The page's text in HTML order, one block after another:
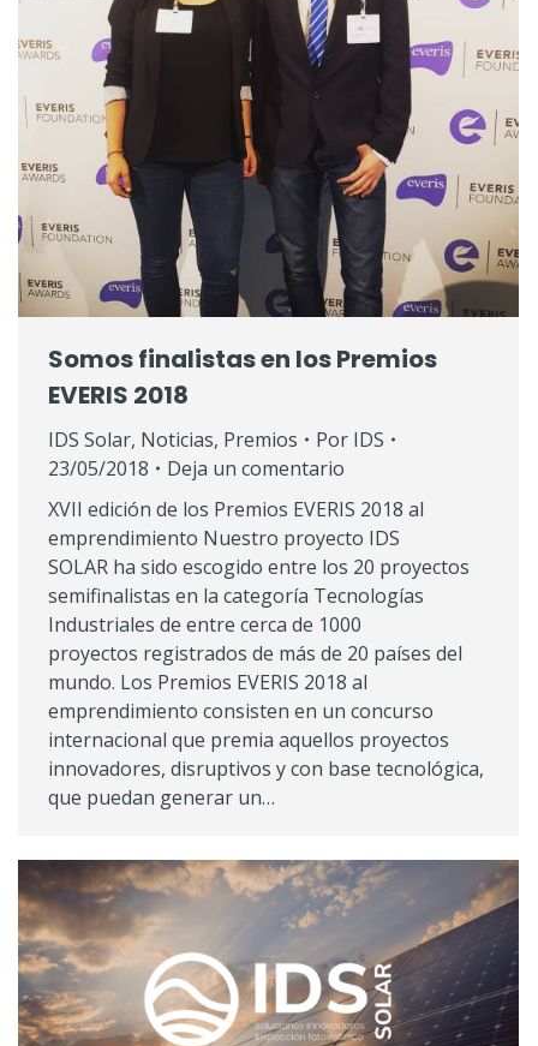
Somos finalistas en los Premios
EVERIS 2018
IDS Solar, Noticias, Premios Por IDS
23/05/2018
Deja un comentario
XVII edición de los Premios EVERIS 2018 al
emprendimiento Nuestro proyecto IDS
SOLAR ha sido escogido entre los 20 proyectos
semifinalistas en la categoría Tecnologías
Industriales de entre cerca de 1000
proyectos registrados de más de 20 países del
mundo. Los Premios EVERIS 2018 al
emprendimiento consisten en un concurso
internacional que premia aquellos proyectos
innovadores, disruptivos y con base tecnológica,
que puedan generar un…